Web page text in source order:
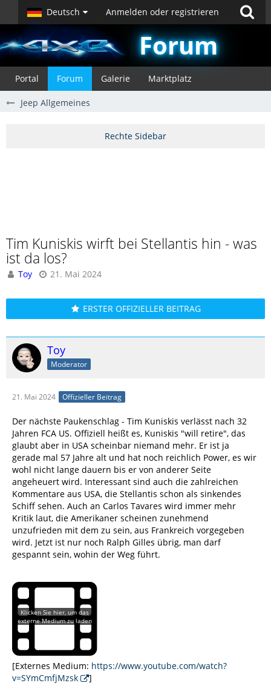
Deutsch Anmelden oder registrieren
Forum
Portal Forum Galerie Marktplatz
Jeep Allgemeines
Tim Kuniskis wirft bei Stellantis hin - was
ist da los?
Toy 21. Mai 2024
ERSTER OFFIZIELLER BEITRAG
Toy
Moderator
21. Mai 2024 Offizieller Beitrag
Der nächste Paukenschlag - Tim Kuniskis verlässt nach 32
Jahren FCA US. Offiziell heißt es, Kuniskis "will retire", das
glaubt aber in USA scheinbar niemand mehr. Er ist ja
gerade mal 57 Jahre alt und hat noch reichlich Power, es wir
wohl nicht lange dauern bis er von anderer Seite
angeheuert wird. Interessant sind auch die zahlreichen
Kommentare aus USA, die Stellantis schon als sinkendes
Schiff sehen. Auch an Carlos Tavares wird immer mehr
Kritik laut, die Amerikaner scheinen zunehmend
unzufrieden mit dem zu sein, aus Frankreich vorgegeben
wird. Jetzt ist nur noch Ralph Gilles übrig, man darf
gespannt sein, wohin der Weg führt.
[Externes Medium: https://www.youtube.com/watch?
v=SYmCmfjMzsk
]